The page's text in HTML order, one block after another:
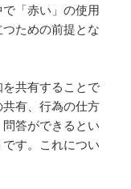
「赤い」の使用
ための前提とな
共有することで
有、行為の仕方
答ができるとい
す。これについ